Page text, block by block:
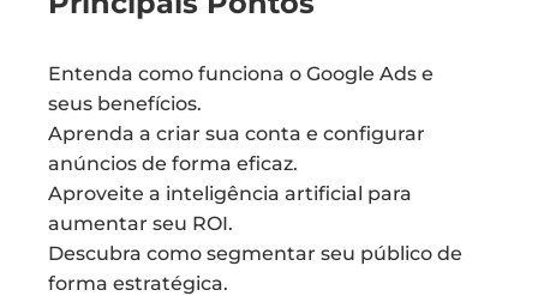
Entenda como funciona o Google Ads e
seus benefícios.
Aprenda a criar sua conta e configurar
anúncios de forma eficaz.
Aproveite a inteligência artificial para
aumentar seu ROI.
Descubra como segmentar seu público de
forma estratégica.